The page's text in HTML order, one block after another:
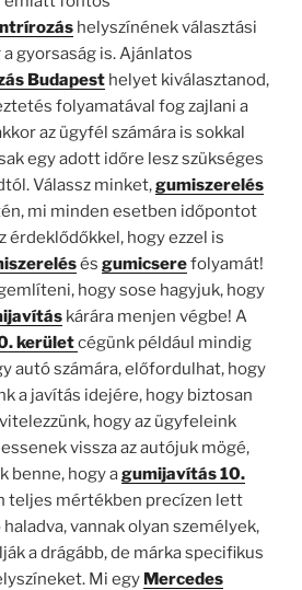
helyszínének választási
gyorsaság is. Ajánlatos
Budapesthelyet kiválasztanod,
folyamatával fog zajlani a
az ügyfél számára is sokkal
egy adott időre lesz szükséges
Válassz minket,gumiszerelés
mi minden esetben időpontot
érdeklődőkkel, hogy ezzel is
és gumicserefolyamát!
hogy sose hagyjuk, hogy
kárára menjen végbe! A
kerületcégünk például mindig
autó számára, előfordulhat, hogy
a javítás idejére, hogy biztosan
hogy az ügyfeleink
vissza az autójuk mögé,
benne, hogy agumijavítás 10.
teljes mértékben precízen lett
vannak olyan személyek,
a drágább, de márka specifikus
Mi egy Mercedes